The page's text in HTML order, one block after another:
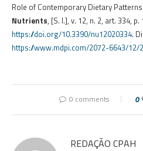
Role of Contemporary Dietary
Nutrients, [S. l.], v. 12, n. 2, art. 334,
https://doi.org/10.3390/nu12020334.
https://www.mdpi.com/2072-6643/12/
0 comments 0
REDAÇÃO CPAH